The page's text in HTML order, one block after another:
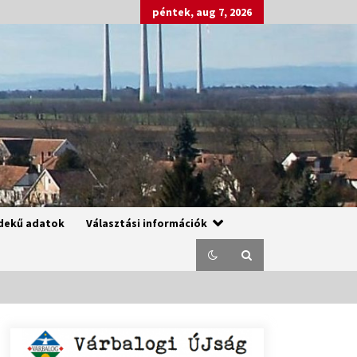
péntek, aug 7, 2026
adatok Választási információk